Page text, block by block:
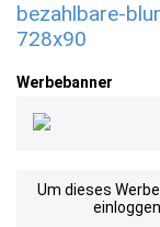
bezahlbare-
728x90
Werbebanner
Um dieses